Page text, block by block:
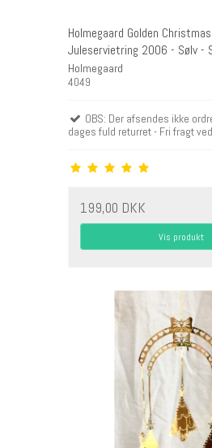
Holmegaard Golden
Juleservietring 2006 - Sølv -
Holmegaard
4049
OBS: Der afsendes ikke
dages fuld returret - Fri fragt
199,00 DKK
Vis produkt